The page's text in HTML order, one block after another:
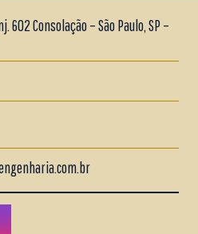
602 Consolação – São Paulo, SP –